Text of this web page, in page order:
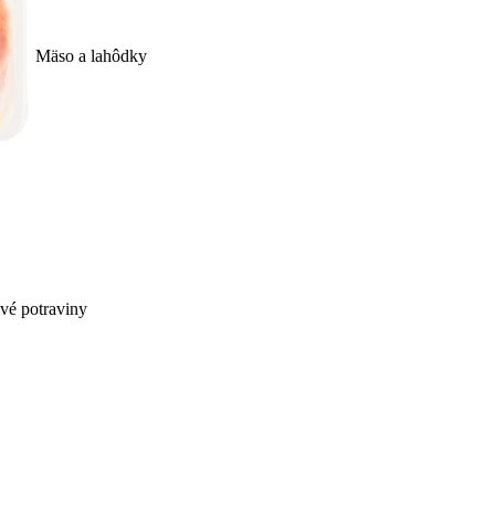
Mäso a lahôdky
potraviny